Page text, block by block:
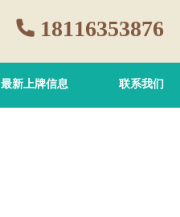
18116353876
最新上牌信息 联系我们